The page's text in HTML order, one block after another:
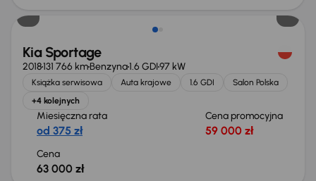
Kia Sportage
2018131 766 kmBenzyna1.6 GDI97 kW
Książka serwisowa Auta krajowe 1.6 GDI
Salon Polska
+4 kolejnych
Miesięczna rata
od 375 zł
Cena promocyjna
59 000 zł
Cena
63 000 zł